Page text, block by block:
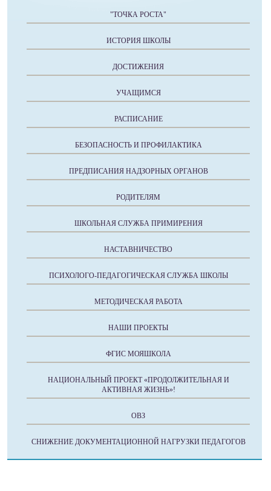
"ТОЧКА РОСТА"
ИСТОРИЯ ШКОЛЫ
ДОСТИЖЕНИЯ
УЧАЩИМСЯ
РАСПИСАНИЕ
БЕЗОПАСНОСТЬ И ПРОФИЛАКТИКА
ПРЕДПИСАНИЯ НАДЗОРНЫХ ОРГАНОВ
РОДИТЕЛЯМ
ШКОЛЬНАЯ СЛУЖБА ПРИМИРЕНИЯ
НАСТАВНИЧЕСТВО
ПСИХОЛОГО-ПЕДАГОГИЧЕСКАЯ СЛУЖБА ШКОЛЫ
МЕТОДИЧЕСКАЯ РАБОТА
НАШИ ПРОЕКТЫ
ФГИС МОЯШКОЛА
НАЦИОНАЛЬНЫЙ ПРОЕКТ «ПРОДОЛЖИТЕЛЬНАЯ И
АКТИВНАЯ ЖИЗНЬ»!
ОВЗ
СНИЖЕНИЕ ДОКУМЕНТАЦИОННОЙ НАГРУЗКИ ПЕДАГОГОВ